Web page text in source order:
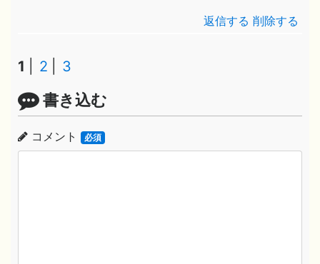
返信する 削除する
1 2 3
書き込む
コメント 必須